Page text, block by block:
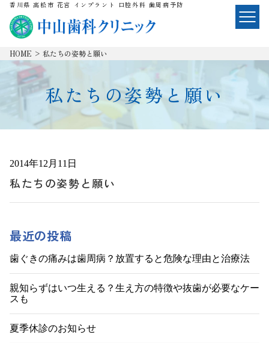
香川県 高松市 花宮 インプラント 口腔外科 歯周病予防
HOME > 私たちの姿勢と願い
私たちの姿勢と願い
2014年12月11日
私たちの姿勢と願い
最近の投稿
歯ぐきの痛みは歯周病？放置すると危険な理由と治療法
親知らずはいつ生える？生え方の特徴や抜歯が必要なケー
スも
夏季休診のお知らせ